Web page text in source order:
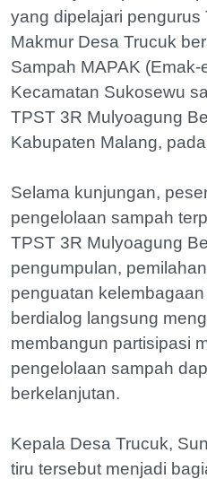
yang dipelajari pengurus
Makmur Desa Trucuk
Sampah MAPAK
Kecamatan Sukosewu
TPST 3R Mulyoagung
Kabupaten Malang,
Selama kunjungan,
pengelolaan sampah
TPST 3R Mulyoagung
pengumpulan,
penguatan
berdialog langsung
membangun partisipasi
pengelolaan sampah
berkelanjutan.
Kepala Desa Trucuk,
tiru tersebut menjadi